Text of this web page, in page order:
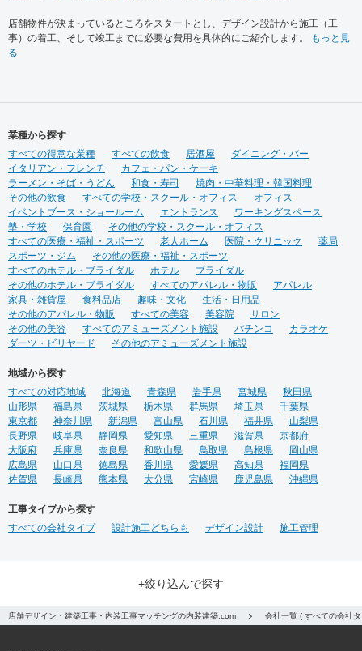
店舗物件が決まっているところをスタートとし、デザイン設計から施工（工
事）の着工、そして竣工までに必要な費用を具体的にご紹介します。
もっと見
る
業種から探す
すべての得意な業種
すべての飲食 居酒屋
ダイニング・バー
イタリアン・フレンチ
カフェ・パン・ケーキ
ラーメン・そば・うどん
和食・寿司
焼肉・中華料理・韓国料理
その他の飲食
すべての学校・スクール・オフィス
オフィス
イベントブース・ショールーム
エントランス
ワーキングスペース
塾・学校
保育園
その他の学校・スクール・オフィス
すべての医療・福祉・スポーツ
老人ホーム 医院・クリニック
薬局
スポーツ・ジム
その他の医療・福祉・スポーツ
すべてのホテル・ブライダル
ホテル
ブライダル
その他のホテル・ブライダル
すべてのアパレル・物販
アパレル
家具・雑貨屋
食料品店 趣味・文化
生活・日用品
その他のアパレル・物販
すべての美容 美容院
サロン
その他の美容
すべてのアミューズメント施設 パチンコ
カラオケ
ダーツ・ビリヤード
その他のアミューズメント施設
地域から探す
すべての対応地域
北海道 青森県 岩手県 宮城県
秋田県
山形県
福島県 茨城県 栃木県 群馬県 埼玉県
千葉県
東京都
神奈川県 新潟県 富山県 石川県 福井県
山梨県
長野県
岐阜県 静岡県 愛知県 三重県 滋賀県
京都府
大阪府
兵庫県 奈良県 和歌山県 鳥取県 島根県
岡山県
広島県
山口県 徳島県 香川県 愛媛県 高知県
福岡県
佐賀県
長崎県 熊本県 大分県 宮崎県 鹿児島県 沖縄県
工事タイプから探す
すべての会社タイプ
設計施工どちらも デザイン設計 施工管理
+絞り込んで探す
店舗デザイン・建築工事・内装工事マッチングの内装建築.com 会社一覧 ( すべての会社